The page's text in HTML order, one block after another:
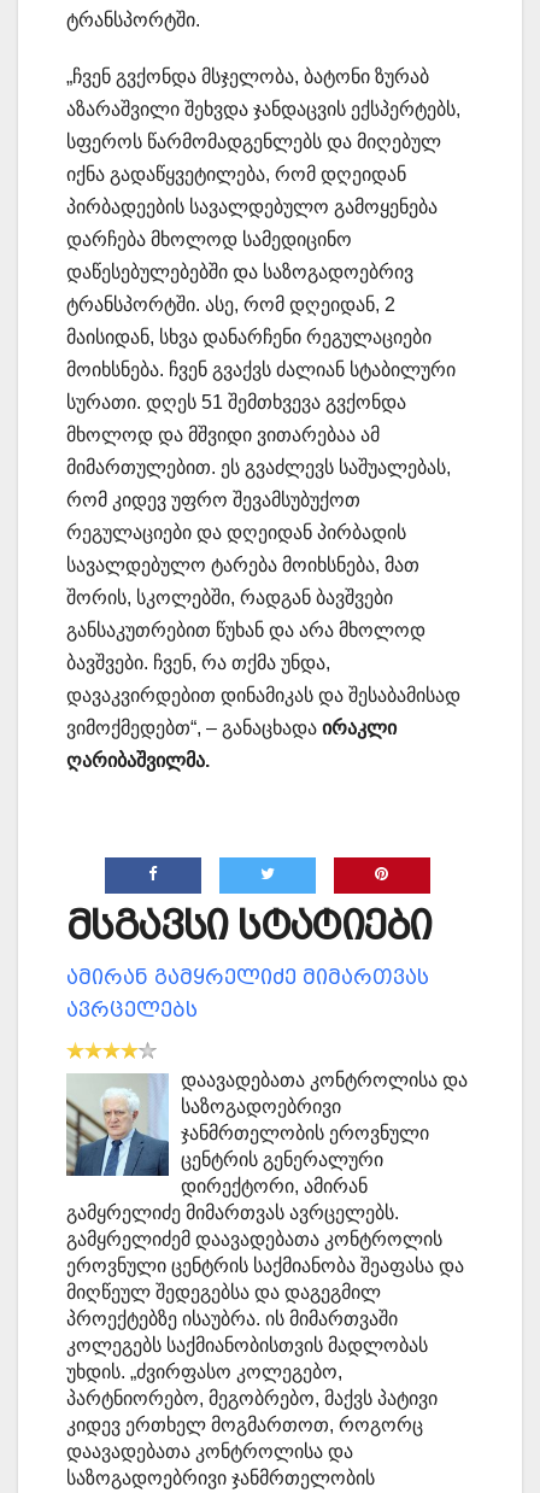
ტრანსპორტში.
„ჩვენ გვქონდა მსჯელობა, ბატონი ზურაბ
აზარაშვილი შეხვდა ჯანდაცვის ექსპერტებს,
სფეროს წარმომადგენლებს და მიღებულ
იქნა გადაწყვეტილება, რომ დღეიდან
პირბადეების სავალდებულო გამოყენება
დარჩება მხოლოდ სამედიცინო
დაწესებულებებში და საზოგადოებრივ
ტრანსპორტში. ასე, რომ დღეიდან, 2
მაისიდან, სხვა დანარჩენი რეგულაციები
მოიხსნება. ჩვენ გვაქვს ძალიან სტაბილური
სურათი. დღეს 51 შემთხვევა გვქონდა
მხოლოდ და მშვიდი ვითარებაა ამ
მიმართულებით. ეს გვაძლევს საშუალებას,
რომ კიდევ უფრო შევამსუბუქოთ
რეგულაციები და დღეიდან პირბადის
სავალდებულო ტარება მოიხსნება, მათ
შორის, სკოლებში, რადგან ბავშვები
განსაკუთრებით წუხან და არა მხოლოდ
ბავშვები. ჩვენ, რა თქმა უნდა,
დავაკვირდებით დინამიკას და შესაბამისად
ვიმოქმედებთ“, – განაცხადა ირაკლი
ღარიბაშვილმა.
მსგავსი სტატიები
ამირან გამყრელიძე მიმართვას
ავრცელებს
დაავადებათა კონტროლისა და
საზოგადოებრივი
ჯანმრთელობის ეროვნული
ცენტრის გენერალური
დირექტორი, ამირან
გამყრელიძე მიმართვას ავრცელებს.
გამყრელიძემ დაავადებათა კონტროლის
ეროვნული ცენტრის საქმიანობა შეაფასა და
მიღწეულ შედეგებსა და დაგეგმილ
პროექტებზე ისაუბრა. ის მიმართვაში
კოლეგებს საქმიანობისთვის მადლობას
უხდის. „ძვირფასო კოლეგებო,
პარტნიორებო, მეგობრებო, მაქვს პატივი
კიდევ ერთხელ მოგმართოთ, როგორც
დაავადებათა კონტროლისა და
საზოგადოებრივი ჯანმრთელობის